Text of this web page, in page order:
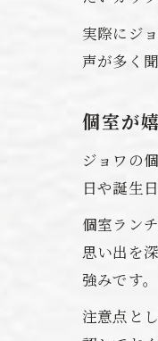
実際にジ
声が多く
個室が
ジョワの
日や誕生
個室ラン
思い出を
強みです。
注意点と